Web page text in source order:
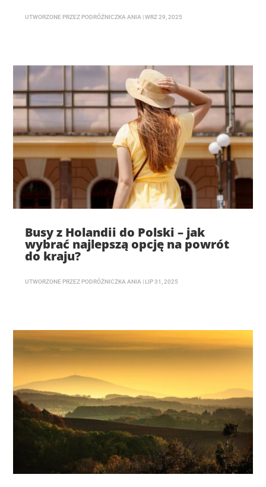
UTWORZONE PRZEZ PODRÓŻNICZKA ANIA |WRZ 29, 2025
Busy z Holandii do Polski – jak
wybrać najlepszą opcję na powrót
do kraju?
UTWORZONE PRZEZ PODRÓŻNICZKA ANIA LIP 31, 2025